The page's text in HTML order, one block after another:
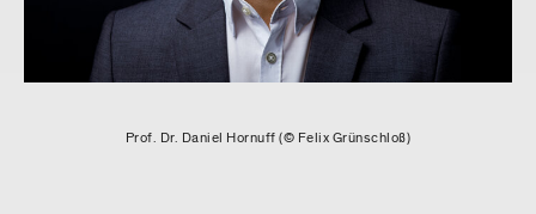
Prof. Dr. Daniel Hornuff (© Felix Grünschloß)